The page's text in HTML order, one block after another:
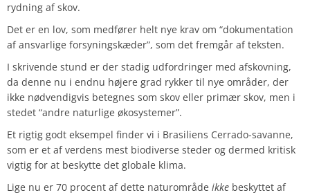
rydning af skov.
Det er en lov, som medfører helt nye krav om “dokumentation
af ansvarlige forsyningskæder”, som det fremgår af teksten.
I skrivende stund er der stadig udfordringer med afskovning,
da denne nu i endnu højere grad rykker til nye områder, der
ikke nødvendigvis betegnes som skov eller primær skov, men i
stedet “andre naturlige økosystemer”.
Et rigtig godt eksempel finder vi i Brasiliens Cerrado-savanne,
som er et af verdens mest biodiverse steder og dermed kritisk
vigtig for at beskytte det globale klima.
Lige nu er 70 procent af dette naturområde ikke beskyttet af